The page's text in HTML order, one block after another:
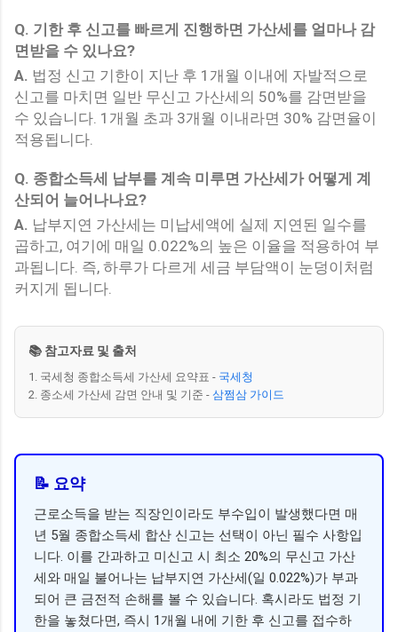
Q. 기한 후 신고를 빠르게 진행하면 가산세를 얼마나 감
면받을 수 있나요?
A. 법정 신고 기한이 지난 후 1개월 이내에 자발적으로
신고를 마치면 일반 무신고 가산세의 50%를 감면받을
수 있습니다. 1개월 초과 3개월 이내라면 30% 감면율이
적용됩니다.
Q. 종합소득세 납부를 계속 미루면 가산세가 어떻게 계
산되어 늘어나나요?
A. 납부지연 가산세는 미납세액에 실제 지연된 일수를
곱하고, 여기에 매일 0.022%의 높은 이율을 적용하여 부
과됩니다. 즉, 하루가 다르게 세금 부담액이 눈덩이처럼
커지게 됩니다.
📚 참고자료 및 출처
1. 국세청 종합소득세 가산세 요약표 - 국세청
2. 종소세 가산세 감면 안내 및 기준 - 삼쩜삼 가이드
📝 요약
근로소득을 받는 직장인이라도 부수입이 발생했다면 매
년 5월 종합소득세 합산 신고는 선택이 아닌 필수 사항입
니다. 이를 간과하고 미신고 시 최소 20%의 무신고 가산
세와 매일 불어나는 납부지연 가산세(일 0.022%)가 부과
되어 큰 금전적 손해를 볼 수 있습니다. 혹시라도 법정 기
한을 놓쳤다면, 즉시 1개월 내에 기한 후 신고를 접수하